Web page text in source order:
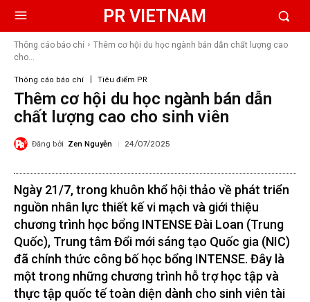
PR VIETNAM
Thông cáo báo chí
Thêm cơ hội du học ngành bán dẫn chất lượng cao
cho...
Thông cáo báo chí Tiêu điểm PR
Thêm cơ hội du học ngành bán dẫn
chất lượng cao cho sinh viên
Đăng bởi Zen Nguyễn 24/07/2025
Ngày 21/7, trong khuôn khổ hội thảo về phát triển
nguồn nhân lực thiết kế vi mạch và giới thiệu
chương trình học bổng INTENSE Đài Loan (Trung
Quốc), Trung tâm Đổi mới sáng tạo Quốc gia (NIC)
đã chính thức công bố học bổng INTENSE. Đây là
một trong những chương trình hỗ trợ học tập và
thực tập quốc tế toàn diện dành cho sinh viên tài